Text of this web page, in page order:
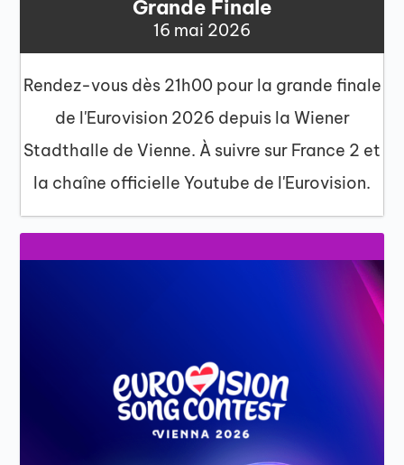
Grande Finale
16 mai 2026
Rendez-vous dès 21h00 pour la grande finale
de l'Eurovision 2026 depuis la Wiener
Stadthalle de Vienne. À suivre sur France 2 et
la chaîne officielle Youtube de l'Eurovision.